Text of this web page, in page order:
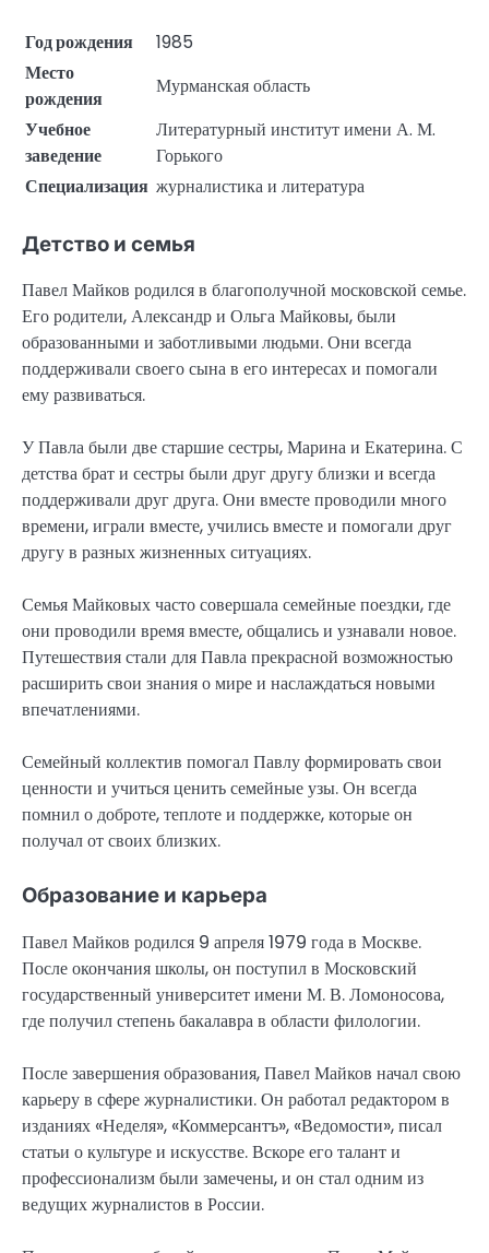
Год рождения
1985
Место
рождения
Мурманская область
Учебное
заведение
Литературный институт имени А. М.
Горького
Специализация журналистика и литература
Детство и семья
Павел Майков родился в благополучной московской семье.
Его родители, Александр и Ольга Майковы, были
образованными и заботливыми людьми. Они всегда
поддерживали своего сына в его интересах и помогали
ему развиваться.
У Павла были две старшие сестры, Марина и Екатерина. С
детства брат и сестры были друг другу близки и всегда
поддерживали друг друга. Они вместе проводили много
времени, играли вместе, учились вместе и помогали друг
другу в разных жизненных ситуациях.
Семья Майковых часто совершала семейные поездки, где
они проводили время вместе, общались и узнавали новое.
Путешествия стали для Павла прекрасной возможностью
расширить свои знания о мире и наслаждаться новыми
впечатлениями.
Семейный коллектив помогал Павлу формировать свои
ценности и учиться ценить семейные узы. Он всегда
помнил о доброте, теплоте и поддержке, которые он
получал от своих близких.
Образование и карьера
Павел Майков родился 9 апреля 1979 года в Москве.
После окончания школы, он поступил в Московский
государственный университет имени М. В. Ломоносова,
где получил степень бакалавра в области филологии.
После завершения образования, Павел Майков начал свою
карьеру в сфере журналистики. Он работал редактором в
изданиях «Неделя», «Коммерсантъ», «Ведомости», писал
статьи о культуре и искусстве. Вскоре его талант и
профессионализм были замечены, и он стал одним из
ведущих журналистов в России.